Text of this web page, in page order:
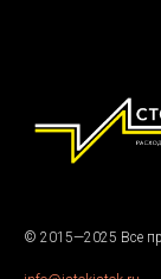
© 2015—2025 Все